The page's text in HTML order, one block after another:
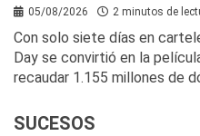
05/08/2026 2 minutos de
Con solo siete días en
Day se convirtió en la
recaudar 1.155 millones de
SUCESOS